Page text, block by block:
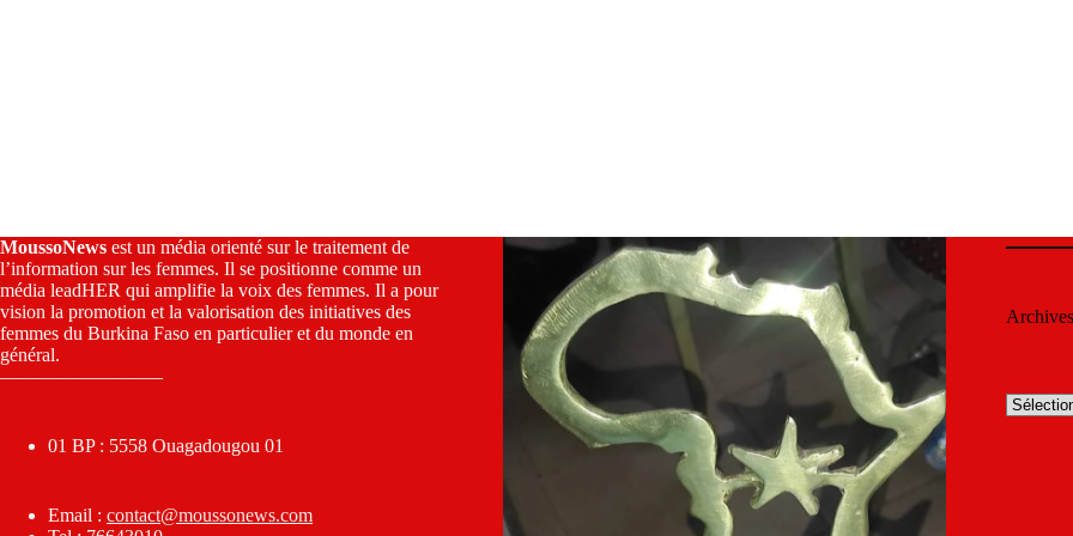
MoussoNews est un média orienté sur le traitement de
l’information sur les femmes. Il se positionne comme un
média leadHER qui amplifie la voix des femmes. Il a pour
vision la promotion et la valorisation des initiatives des
femmes du Burkina Faso en particulier et du monde en
général.
————————–
01 BP : 5558 Ouagadougou 01
Email : contact@moussonews.com
Archives
Archives